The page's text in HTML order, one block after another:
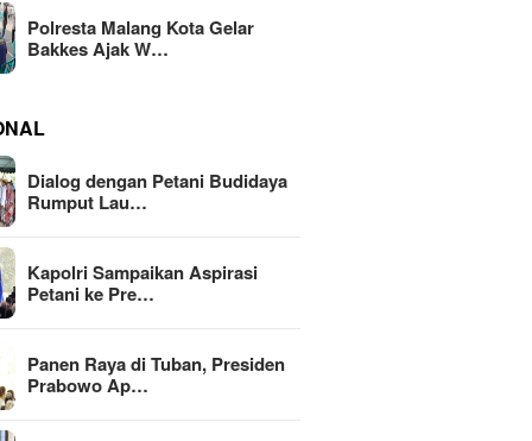
Polresta Malang Kota Gelar
Bakkes Ajak W…
Dialog dengan Petani Budidaya
Rumput Lau…
Kapolri Sampaikan Aspirasi
Petani ke Pre…
Panen Raya di Tuban, Presiden
Prabowo Ap…